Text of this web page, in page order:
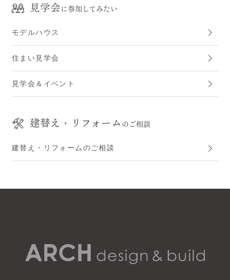
見学会に参加してみたい
モデルハウス
住まい見学会
見学会＆イベント
建替え・リフォーム のご相談
建替え・リフォームのご相談